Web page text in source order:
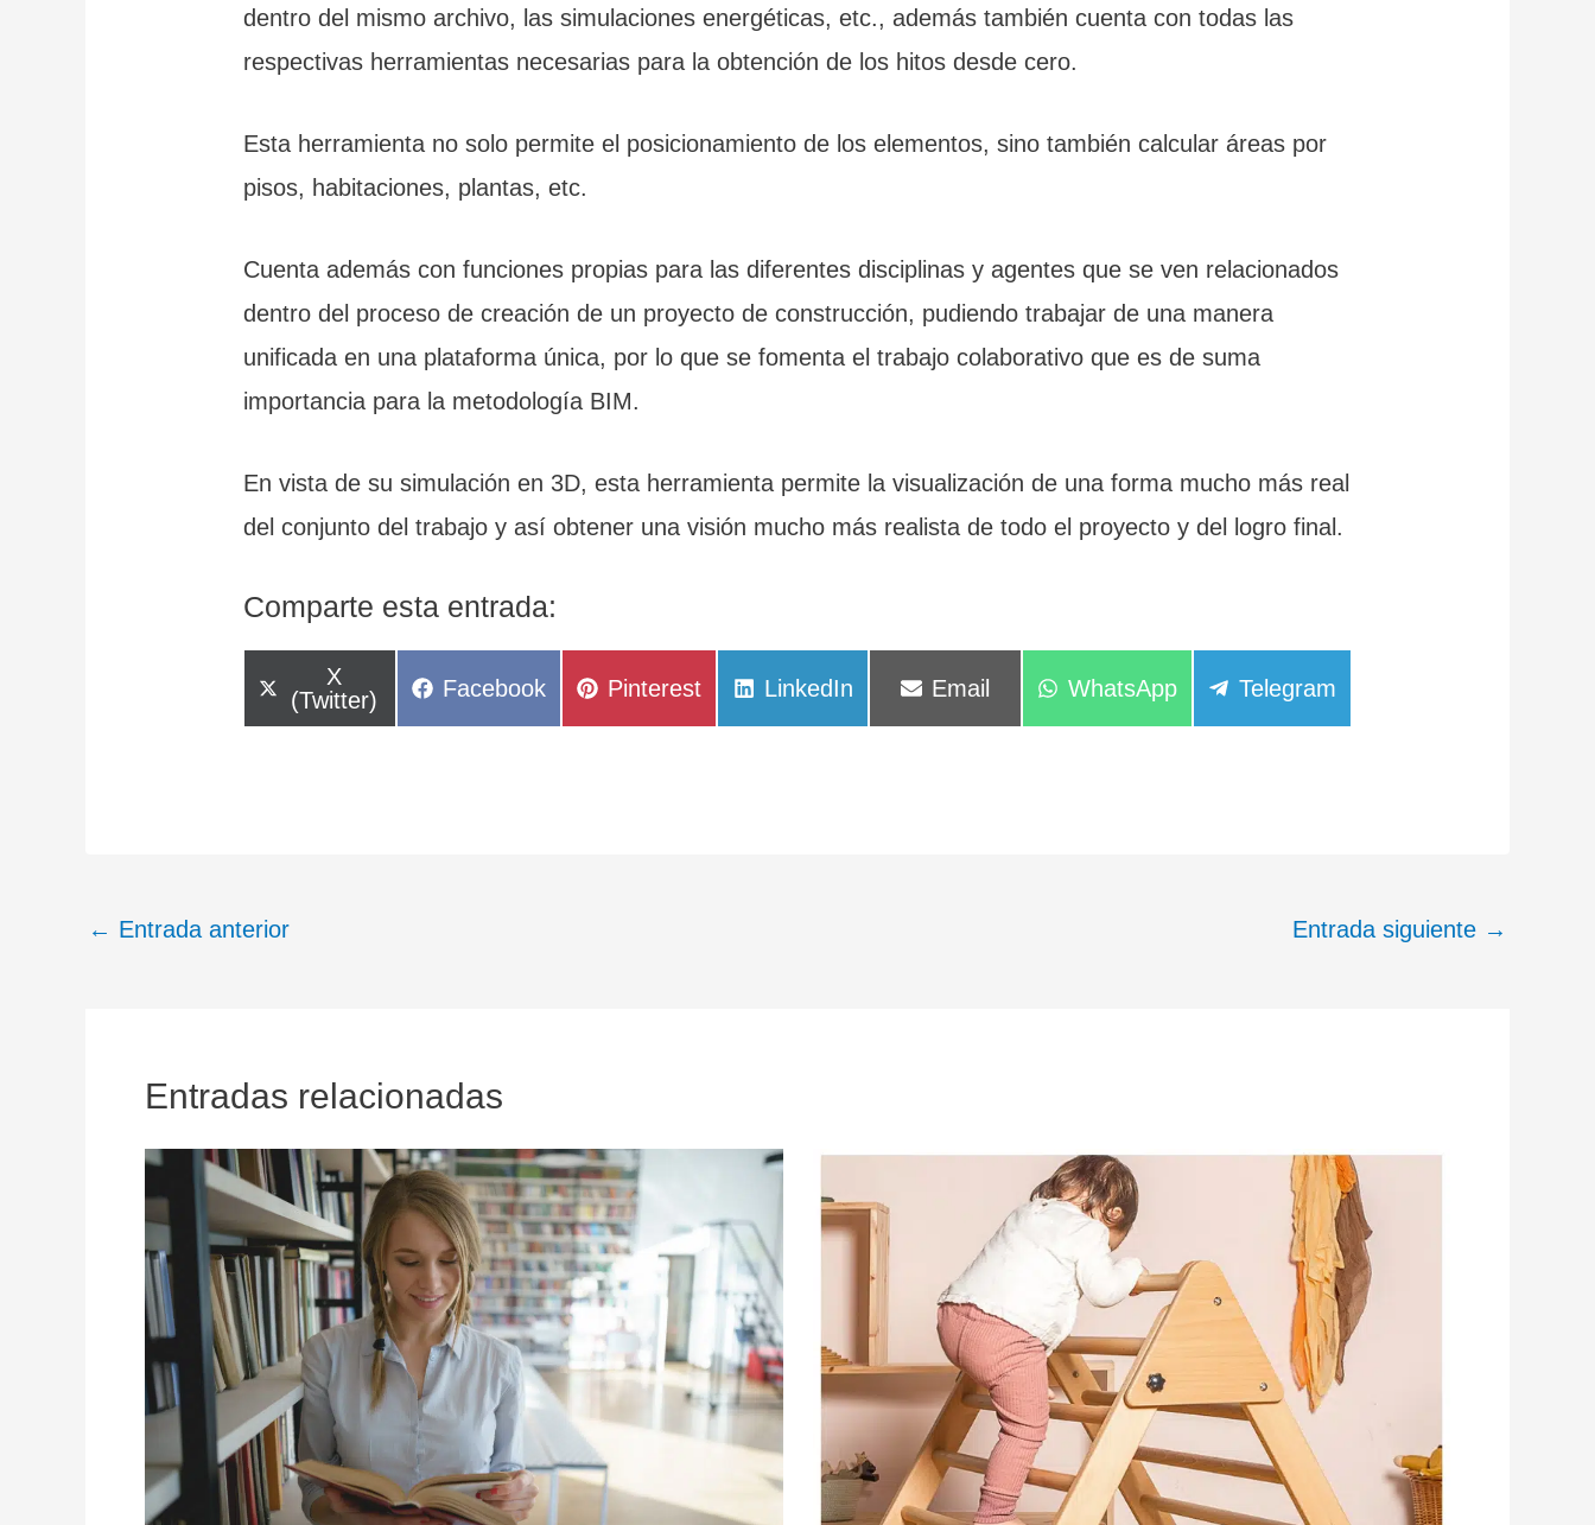
dentro del mismo archivo, las simulaciones energéticas, etc., además también cuenta con todas las
respectivas herramientas necesarias para la obtención de los hitos desde cero.
Esta herramienta no solo permite el posicionamiento de los elementos, sino también calcular áreas por
pisos, habitaciones, plantas, etc.
Cuenta además con funciones propias para las diferentes disciplinas y agentes que se ven relacionados
dentro del proceso de creación de un proyecto de construcción, pudiendo trabajar de una manera
unificada en una plataforma única, por lo que se fomenta el trabajo colaborativo que es de suma
importancia para la metodología BIM.
En vista de su simulación en 3D, esta herramienta permite la visualización de una forma mucho más real
del conjunto del trabajo y así obtener una visión mucho más realista de todo el proyecto y del logro final.
Comparte esta entrada:
Compartir
en
X
(Twitter)
Compartir
Facebook
Compartir
Pinterest
Compartir
LinkedIn
Compartir
Email
Compartir
WhatsApp
Compartir
Telegram
← Entrada anterior Entrada siguiente →
Entradas relacionadas